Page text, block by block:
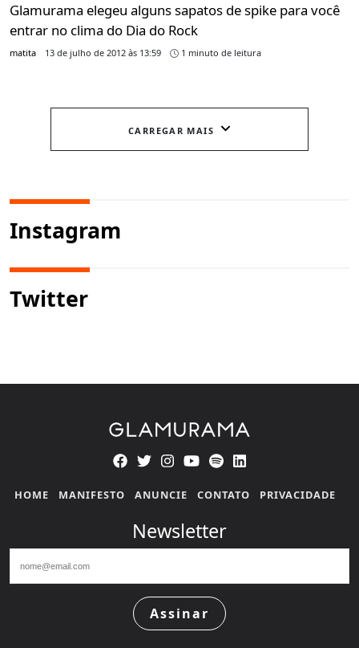
Glamurama elegeu alguns sapatos de spike para você
entrar no clima do Dia do Rock
matita 13 de julho de 2012 às 13:59 1 minuto de leitura
CARREGAR MAIS
Instagram
Twitter
HOME MANIFESTO ANUNCIE CONTATO PRIVACIDADE
Newsletter